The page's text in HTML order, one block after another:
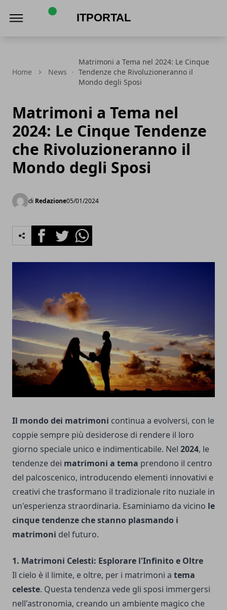
Home News
Matrimoni a Tema nel 2024: Le Cinque
Tendenze che Rivoluzioneranno il
Mondo degli Sposi
Matrimoni a Tema nel
2024: Le Cinque Tendenze
che Rivoluzioneranno il
Mondo degli Sposi
di Redazione05/01/2024
FacebookTwitterWhatsapp
Il mondo dei matrimoni continua a evolversi, con le
coppie sempre più desiderose di rendere il loro
giorno speciale unico e indimenticabile. Nel 2024, le
tendenze dei matrimoni a tema prendono il centro
del palcoscenico, introducendo elementi innovativi e
creativi che trasformano il tradizionale rito nuziale in
un'esperienza straordinaria. Esaminiamo da vicino le
cinque tendenze che stanno plasmando i
matrimoni del futuro.
1. Matrimoni Celesti: Esplorare l'Infinito e Oltre
Il cielo è il limite, e oltre, per i matrimoni a tema
celeste. Questa tendenza vede gli sposi immergersi
nell'astronomia, creando un ambiente magico che